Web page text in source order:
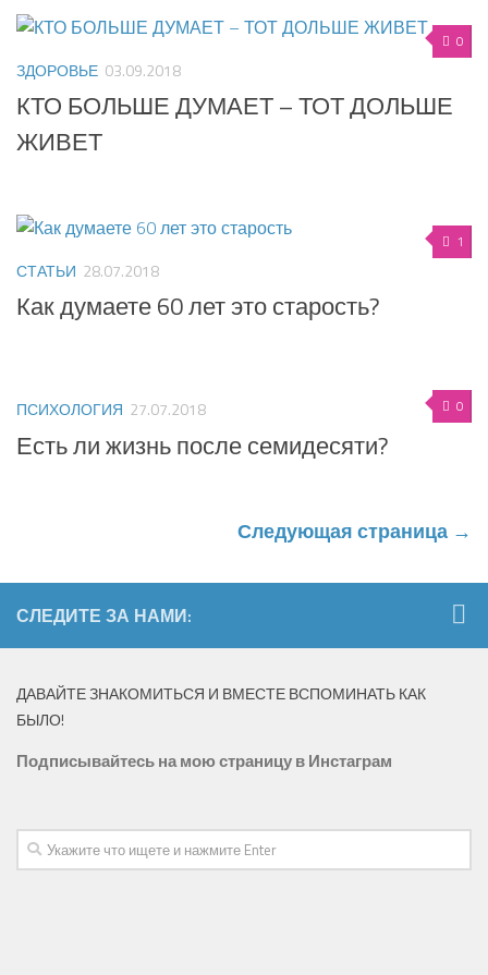
0
ЗДОРОВЬЕ 03.09.2018
КТО БОЛЬШЕ ДУМАЕТ – ТОТ ДОЛЬШЕ
ЖИВЕТ
1
СТАТЬИ 28.07.2018
Как думаете 60 лет это старость?
0
ПСИХОЛОГИЯ 27.07.2018
Есть ли жизнь после семидесяти?
Следующая страница →
СЛЕДИТЕ ЗА НАМИ:
ДАВАЙТЕ ЗНАКОМИТЬСЯ И ВМЕСТЕ ВСПОМИНАТЬ КАК
БЫЛО!
Подписывайтесь на мою страницу вИнстаграм